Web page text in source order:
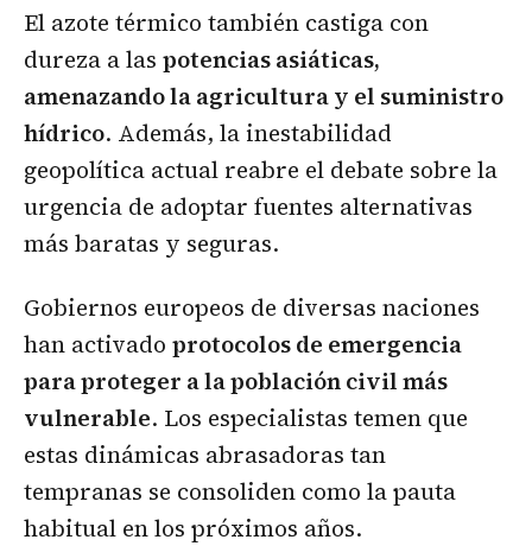
El azote térmico también castiga con
dureza a las potencias asiáticas,
amenazando la agricultura y el suministro
hídrico. Además, la inestabilidad
geopolítica actual reabre el debate sobre la
urgencia de adoptar fuentes alternativas
más baratas y seguras.
Gobiernos europeos de diversas naciones
han activado protocolos de emergencia
para proteger a la población civil más
vulnerable. Los especialistas temen que
estas dinámicas abrasadoras tan
tempranas se consoliden como la pauta
habitual en los próximos años.